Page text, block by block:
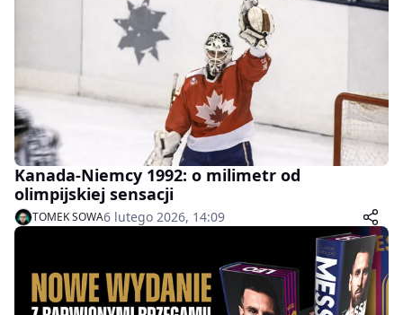
Kanada-Niemcy 1992: o milimetr od
olimpijskiej sensacji
TOMEK SOWA6 lutego 2026, 14:09